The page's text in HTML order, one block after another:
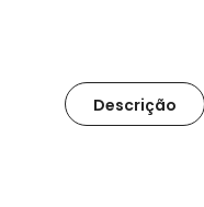
Descrição